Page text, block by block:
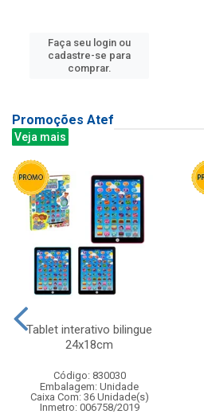
Faça seu login ou
cadastre-se para
comprar.
Promoções Atef
Veja mais
Tablet interativo bilingue
24x18cm
Código: 830030
Embalagem: Unidade
Caixa Com: 36 Unidade(s)
Inmetro: 006758/2019